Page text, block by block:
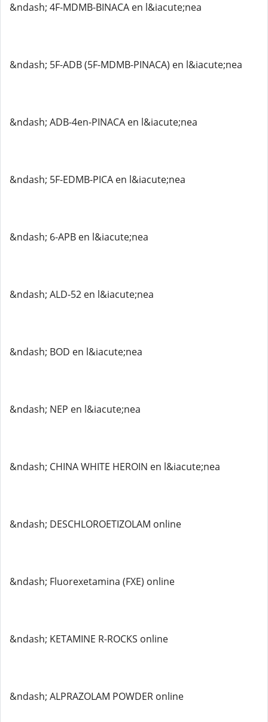
&ndash; 4F-MDMB-BINACA en l&iacute;nea
&ndash; 5F-ADB (5F-MDMB-PINACA) en l&iacute;nea
&ndash; ADB-4en-PINACA en l&iacute;nea
&ndash; 5F-EDMB-PICA en l&iacute;nea
&ndash; 6-APB en l&iacute;nea
&ndash; ALD-52 en l&iacute;nea
&ndash; BOD en l&iacute;nea
&ndash; NEP en l&iacute;nea
&ndash; CHINA WHITE HEROIN en l&iacute;nea
&ndash; DESCHLOROETIZOLAM online
&ndash; Fluorexetamina (FXE) online
&ndash; KETAMINE R-ROCKS online
&ndash; ALPRAZOLAM POWDER online